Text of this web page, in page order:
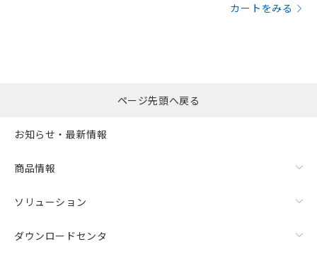
カートをみる
ページ先頭へ戻る
お知らせ・最新情報
商品情報
ソリューション
ダウンロードセンタ